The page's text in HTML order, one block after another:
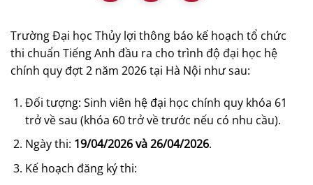
Trường Đại học Thủy lợi thông báo kế hoạch tổ chức
thi chuẩn Tiếng Anh đầu ra cho trình độ đại học hệ
chính quy đợt 2 năm 2026 tại Hà Nội như sau:
Đối tượng: Sinh viên hệ đại học chính quy khóa 61
trở về sau (khóa 60 trở về trước nếu có nhu cầu).
Ngày thi: 19/04/2026 và 26/04/2026.
Kế hoạch đăng ký thi: